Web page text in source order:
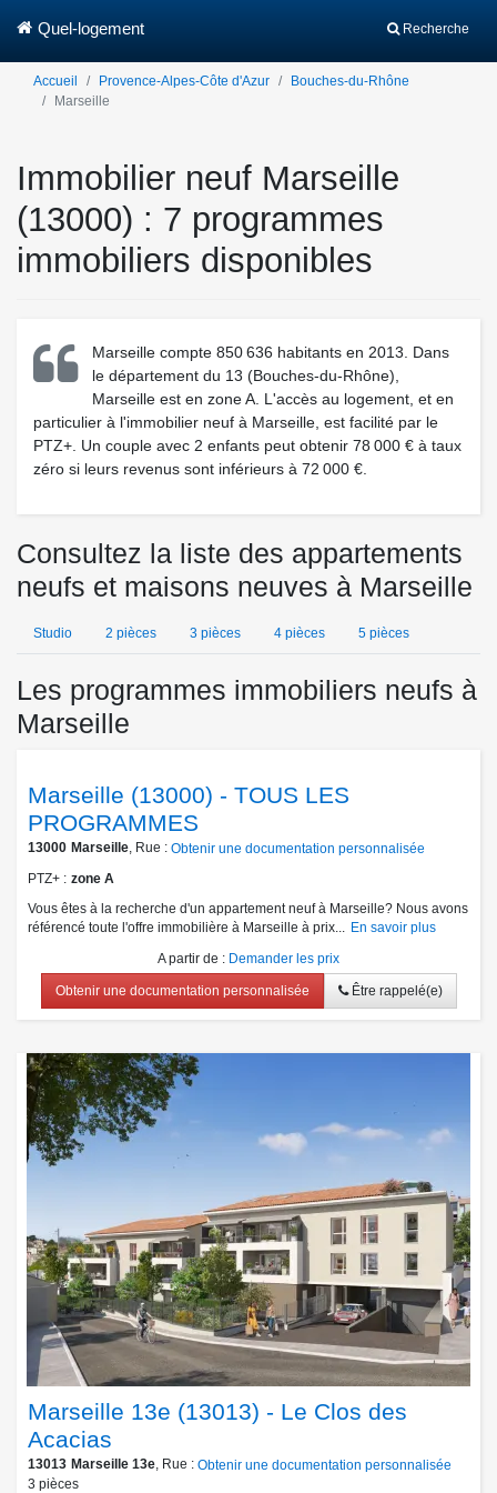
Recherche
Quel-logement
Accueil Provence-Alpes-Côte d'Azur
Bouches-du-Rhône
Marseille
Immobilier neuf Marseille
(13000) : 7 programmes
immobiliers disponibles
Marseille compte 850 636 habitants en 2013. Dans
le département du 13 (Bouches-du-Rhône),
Marseille est en zone A. L'accès au logement, et en
particulier à l'immobilier neuf à Marseille, est facilité par le
PTZ+. Un couple avec 2 enfants peut obtenir 78 000 € à taux
zéro si leurs revenus sont inférieurs à 72 000 €.
Consultez la liste des appartements
neufs et maisons neuves à Marseille
Studio 2 pièces 3 pièces 4 pièces 5 pièces
Les programmes immobiliers neufs à
Marseille
Marseille (13000) - TOUS LES
PROGRAMMES
13000 Marseille , Rue : Obtenir une documentation personnalisée
PTZ+
zone A
Vous êtes à la recherche d'un appartement neuf à Marseille? Nous avons
référencé toute l'offre immobilière à Marseille à prix...
En savoir plus
A partir de : Demander les prix
Obtenir une documentation personnalisée Être rappelé(e)
Marseille 13e (13013) - Le Clos des
Acacias
13013 Marseille 13e , Rue : Obtenir une documentation personnalisée
3 pièces